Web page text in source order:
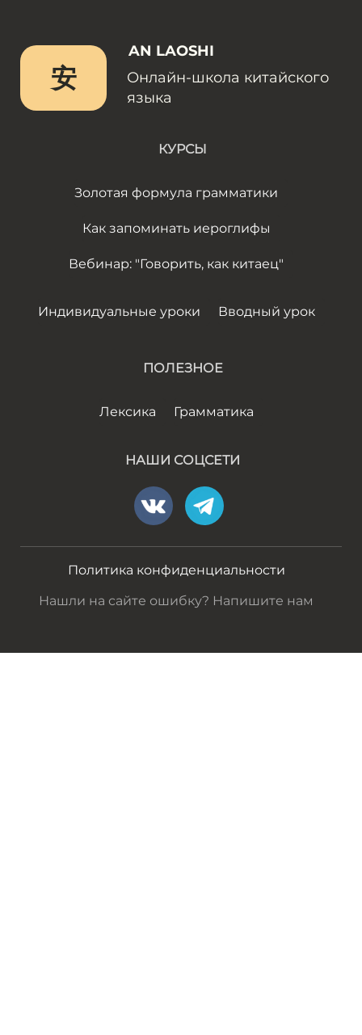
安
AN LAOSHI
Онлайн-школа китайского
языка
КУРСЫ
Золотая формула грамматики
Как запоминать иероглифы
Вебинар: "Говорить, как китаец"
Индивидуальные уроки Вводный урок
ПОЛЕЗНОЕ
Лексика Грамматика
НАШИ СОЦСЕТИ
Политика конфиденциальности
Нашли на сайте ошибку? Напишите нам